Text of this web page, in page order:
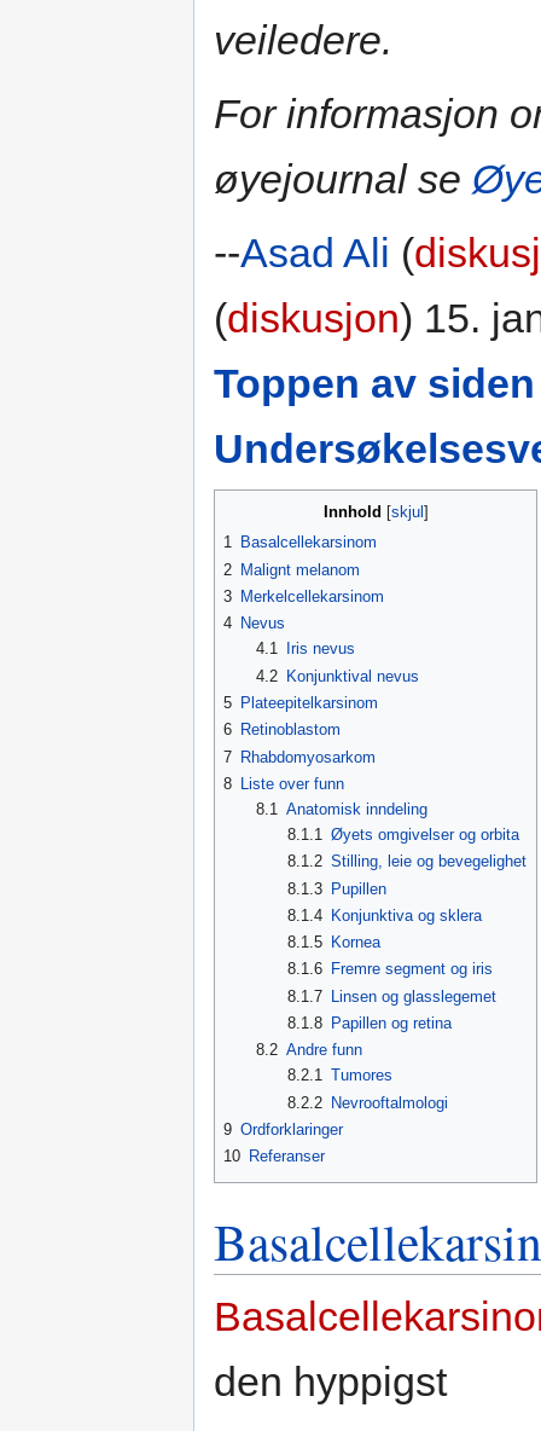
veiledere.
For informasjon
øyejournal se
--Asad Ali (
(diskusjon) 15.
Toppen av siden
Innhold
1 Basalcellekarsinom
2 Malignt melanom
3 Merkelcellekarsinom
4 Nevus
4.1
Iris nevus
4.2 Konjunktival nevus
5 Plateepitelkarsinom
6 Retinoblastom
7 Rhabdomyosarkom
8
Liste over funn
8.1
Anatomisk inndeling
8.1.1
Øyets omgivelser og orbita
8.1.2 Stilling, leie og bevegelighet
8.1.3 Pupillen
8.1.4 Konjunktiva og sklera
8.1.5 Kornea
8.1.6 Fremre segment og iris
8.1.7
Linsen og glasslegemet
8.1.8 Papillen og retina
8.2 Andre funn
8.2.1 Tumores
8.2.2 Nevrooftalmologi
9 Ordforklaringer
10 Referanser
den hyppigst